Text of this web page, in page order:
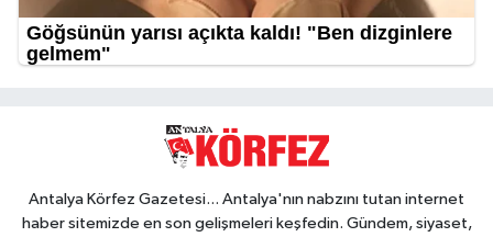
Antalya Körfez Gazetesi... Antalya'nın nabzını tutan internet
haber sitemizde en son gelişmeleri keşfedin. Gündem, siyaset,